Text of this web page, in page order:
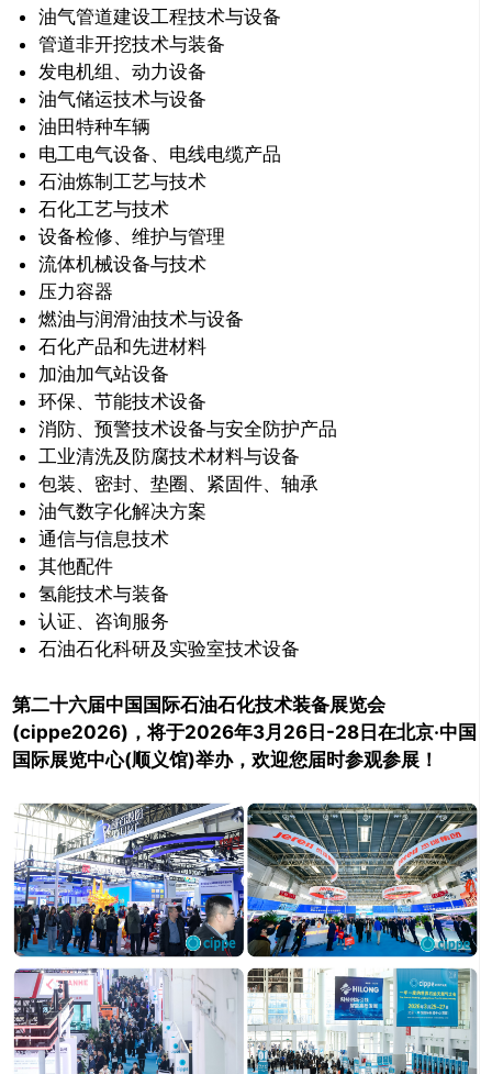
油气管道建设工程技术与设备
管道非开挖技术与装备
发电机组、动力设备
油气储运技术与设备
油田特种车辆
电工电气设备、电线电缆产品
石油炼制工艺与技术
石化工艺与技术
设备检修、维护与管理
流体机械设备与技术
压力容器
燃油与润滑油技术与设备
石化产品和先进材料
加油加气站设备
环保、节能技术设备
消防、预警技术设备与安全防护产品
工业清洗及防腐技术材料与设备
包装、密封、垫圈、紧固件、轴承
油气数字化解决方案
通信与信息技术
其他配件
氢能技术与装备
认证、咨询服务
石油石化科研及实验室技术设备
第二十六届中国国际石油石化技术装备展览会
(cippe2026)，将于2026年3月26日-28日在北京·中国
国际展览中心(顺义馆)举办，欢迎您届时参观参展！